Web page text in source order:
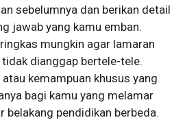
sebelumnya dan berikan detail
jawab yang kamu emban.
mungkin agar lamaran
dianggap bertele-tele.
kemampuan khusus yang
bagi kamu yang melamar
belakang pendidikan berbeda.